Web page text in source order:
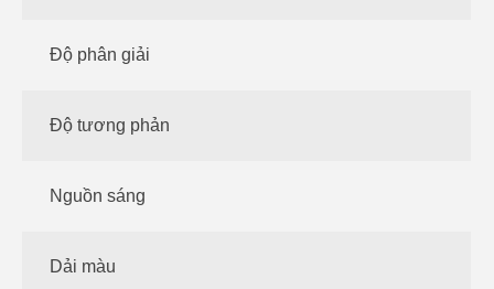
Độ phân giải
Độ tương phản
Nguồn sáng
Dải màu